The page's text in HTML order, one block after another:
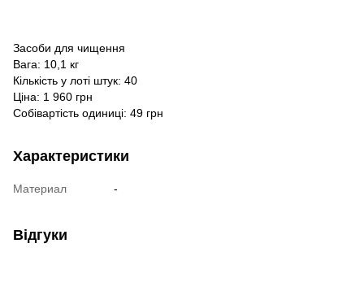
Засоби для чищення
Вага: 10,1 кг
Кількість у лоті штук: 40
Ціна: 1 960 грн
Собівартість одиниці: 49 грн
Характеристики
Материал -
Відгуки